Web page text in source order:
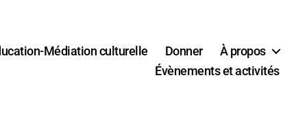
Médiation culturelle Donner
À propos
Évènements et activités